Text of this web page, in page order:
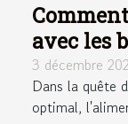
avec les
3 décembre
Dans la quête
optimal,